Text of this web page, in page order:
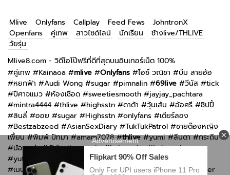
Mlive Onlyfans Callplay Feed Fews
JohntronX
Openfans
คู่เทพ สาวไซด์ไลน์ นักเรียน
ช้างlive/THLIVE
วัยรุ่น
Mlive8.com - วิดีโอโป๊ฟรีที่ดีที่สุดบนอินเทอร์เน็ต 100%
#คู่เทพ #Kainaoa #mlive #Onlyfans #ไอซ์ วณิชา #บีม สายอ้อ
#หยกฟ้า #Audi Wong #sugar #pimnalin #69live #วีนัส #tick
#ปีศาจแมว #ห้องเชือด #sweetiesmooth #jayjay_pachtara
#mintra4444 #thlive #highsstn #ดาด้า #วุ้นเส้น #อ้อศรี #ชิปปี้
#ลินลี่ #ออย #sugar #Highsstn #onlyfans #เดียร์ลอง
#Bestzabzeed #AsianSexDiary #TukTukPatrol #ชายต๊องหญิง
เพี้ยน#พิมพ์ ปัทมา#amam7078#thlive#yumi#ลินดา#กระถิน
#น้อยหน่า#ฟ้าใส#atommie#imimmaim#imimmaim
#yutnoey # แอม muaymyb#bomie#kkimkkimmy
#เนปจูน# n_b2561 #Irenkampong1# Swag live#Thaiswinger